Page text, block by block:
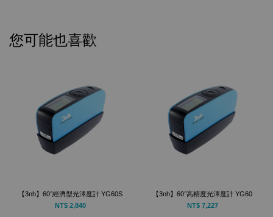
您可能也喜歡
【3nh】60°經濟型光澤度計 YG60S
NT$ 2,840
【3nh】60°高精度光澤度計 YG60
NT$ 7,227